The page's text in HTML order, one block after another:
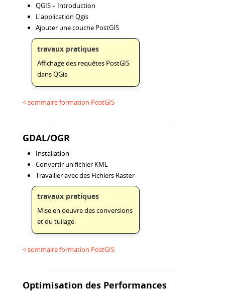
QGIS – Introduction
L'application Qgis
Ajouter une couche PostGIS
travaux pratiques
Affichage des requêtes PostGIS
dans QGis
< sommaire formation PostGIS
GDAL/OGR
Installation
Convertir un fichier KML
Travailler avec des Fichiers Raster
travaux pratiques
Mise en oeuvre des conversions
et du tuilage.
< sommaire formation PostGIS
Optimisation des Performances